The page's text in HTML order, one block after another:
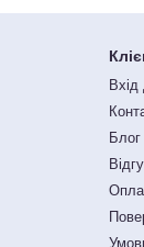
Вхід
Блог